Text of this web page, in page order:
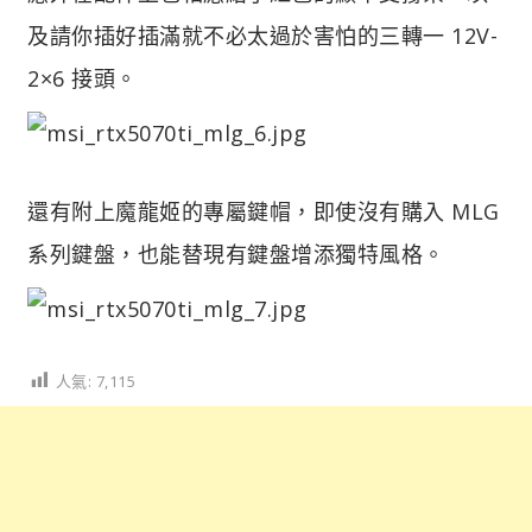
及請你插好插滿就不必太過於害怕的三轉一 12V-
2×6 接頭。
還有附上魔龍姬的專屬鍵帽，即使沒有購入 MLG
系列鍵盤，也能替現有鍵盤增添獨特風格。
人氣: 7,115